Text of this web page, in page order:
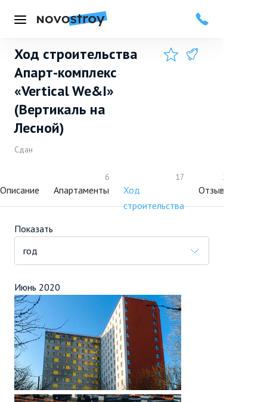
Меню
Ход строительства
Апарт-комплекс
«Vertical We&I»
(Вертикаль на
Лесной)
Добавить в избранное
Подписаться
Сдан
Описание
6
Апартаменты
17
Ход
строительства
24
Отзывы
Показать
год
Июнь 2020